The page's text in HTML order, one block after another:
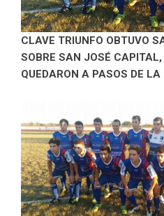
CLAVE TRIUNFO OBTUVO
SOBRE SAN JOSÉ
QUEDARON A PASOS DE